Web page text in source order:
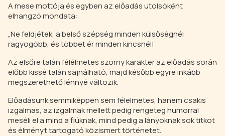
A mese mottója és egyben az előadás utolsóként
elhangzó mondata:
„Ne feldjétek, a belső szépség minden külsőségnél
ragyogóbb, és többet ér minden kincsnél!”
Az elsőre talán félélmetes szörny karakter az előadás során
előbb kissé talán sajnálható, majd később egyre inkább
megszerethető lénnyé változik.
Előadásunk semmiképpen sem félelmetes, hanem csakis
izgalmas, az izgalmak mellett pedig rengeteg humorral
meséli el a mind a fiúknak, mind pedig a lányoknak sok titkot
és élményt tartogató közismert történetet.